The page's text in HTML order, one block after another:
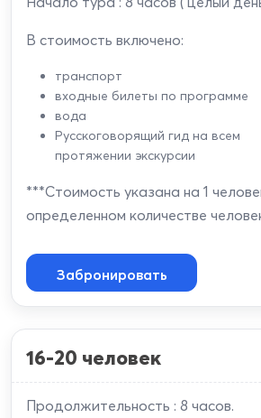
В стоимость включено:
транспорт
входные билеты по программе
вода
Русскоговорящий гид на всем
протяжении экскурсии
***Стоимость указана на 1
определенном количестве
Забронировать
16-20 человек
Продолжительность : 8 часов.